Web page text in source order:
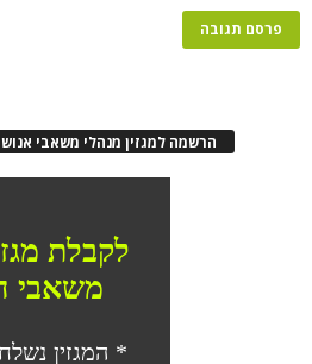
הרשמה למגזין מנהלי משאבי אנוש